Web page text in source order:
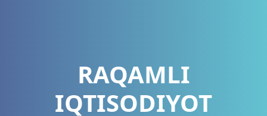
RAQAMLI
IQTISODIYOT